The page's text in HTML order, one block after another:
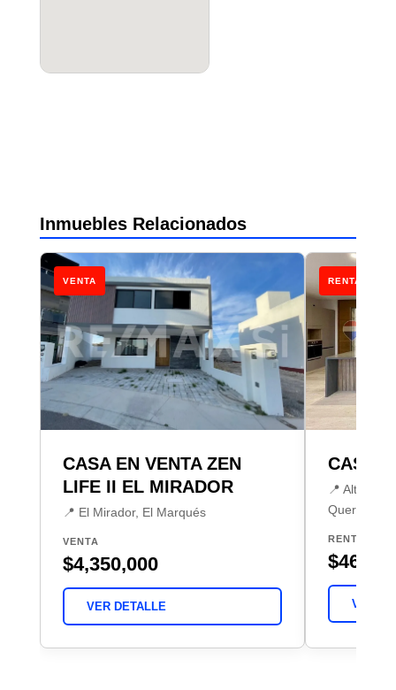
Inmuebles Relacionados
VENTA
CASA EN VENTA ZEN
LIFE II EL MIRADOR
📍 El Mirador, El Marqués
VENTA
$4,350,000
VER DETALLE
RENTA
CASA
📍
Querétaro
RENTA
$46,000
VER